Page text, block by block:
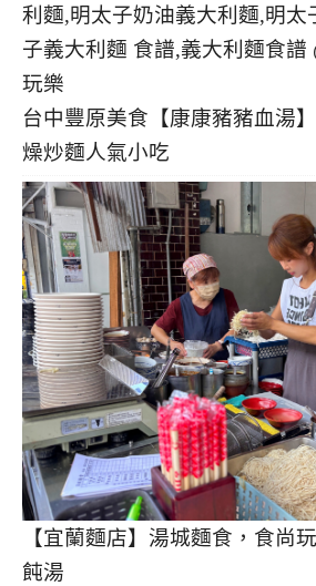
台中豐原美食【康康豬豬血湯
燥炒麵人氣小吃
【宜蘭麵店】湯城麵食，食尚
飩湯